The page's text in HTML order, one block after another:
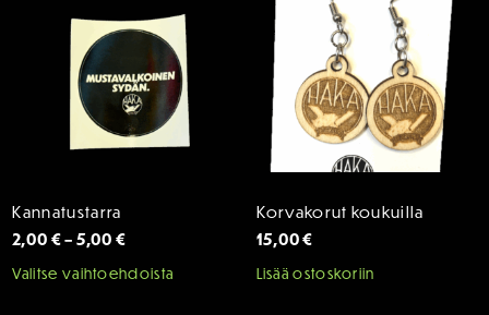
Kannatustarra
2,00 €– 5,00 €Hintaluokka:
2,00 €
Valitse vaihtoehdoista
Korvakorut koukuilla
15,00€
Lisää ostoskoriin